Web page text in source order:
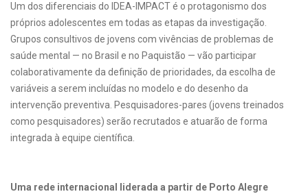
Um dos diferenciais do IDEA-IMPACT é o protagonismo dos
próprios adolescentes em todas as etapas da investigação.
Grupos consultivos de jovens com vivências de problemas de
saúde mental — no Brasil e no Paquistão — vão participar
colaborativamente da definição de prioridades, da escolha de
variáveis a serem incluídas no modelo e do desenho da
intervenção preventiva. Pesquisadores-pares (jovens treinados
como pesquisadores) serão recrutados e atuarão de forma
integrada à equipe científica.
Uma rede internacional liderada a partir de Porto Alegre